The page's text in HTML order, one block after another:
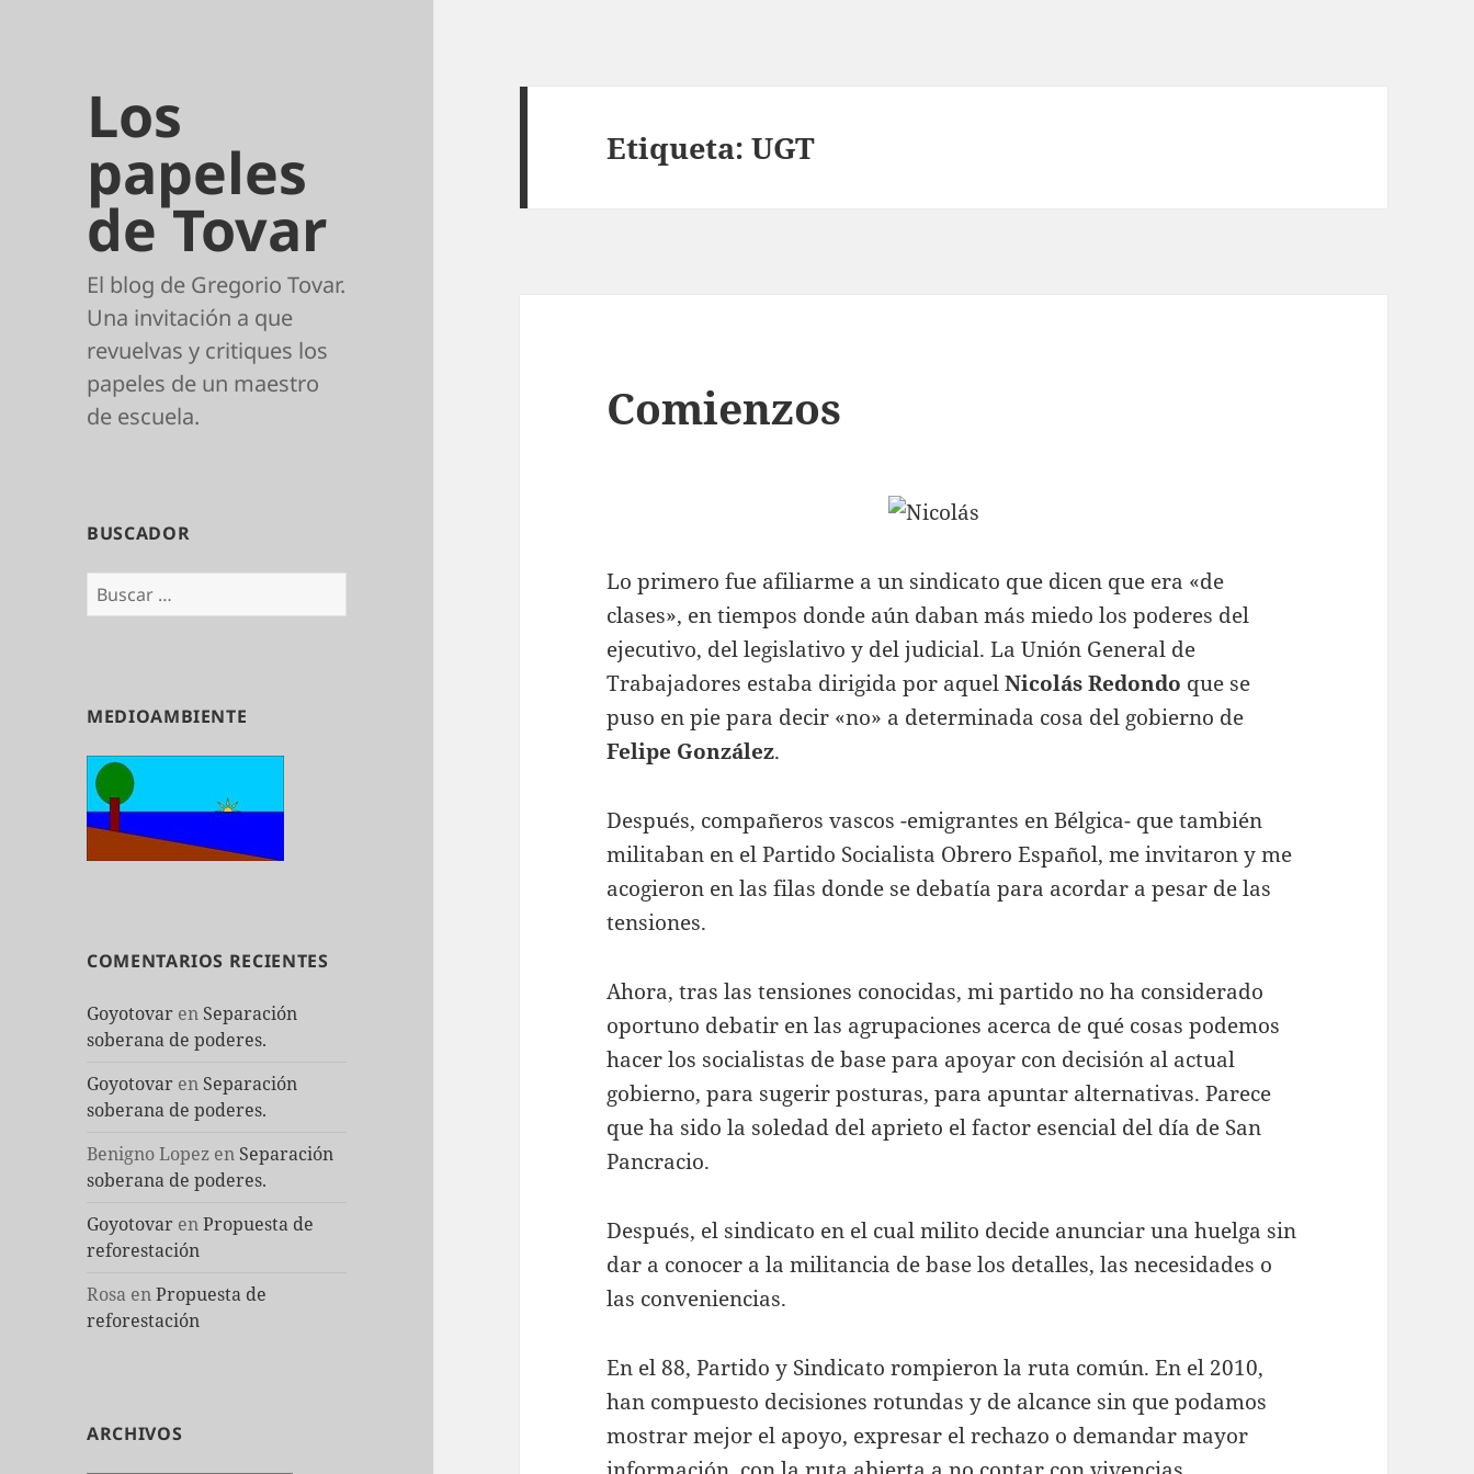
Los
papeles
de Tovar
El blog de Gregorio Tovar.
Una invitación a que
revuelvas y critiques los
papeles de un maestro
de escuela.
BUSCADOR
Buscar:
MEDIOAMBIENTE
COMENTARIOS RECIENTES
Goyotovar en Separación
soberana de poderes.
Goyotovar en Separación
soberana de poderes.
Benigno Lopez en Separación
soberana de poderes.
Goyotovar enPropuesta de
reforestación
Rosa enPropuesta de
reforestación
ARCHIVOS
Etiqueta:UGT
Comienzos
Lo primero fue afiliarme a un sindicato que dicen que era «de
clases», en tiempos donde aún daban más miedo los poderes del
ejecutivo, del legislativo y del judicial. La Unión General de
Trabajadores estaba dirigida por aquelNicolás Redondo que se
puso en pie para decir «no» a determinada cosa del gobierno de
Felipe González.
Después, compañeros vascos -emigrantes en Bélgica- que también
militaban en el Partido Socialista Obrero Español, me invitaron y me
acogieron en las filas donde se debatía para acordar a pesar de las
tensiones.
Ahora, tras las tensiones conocidas, mi partido no ha considerado
oportuno debatir en las agrupaciones acerca de qué cosas podemos
hacer los socialistas de base para apoyar con decisión al actual
gobierno, para sugerir posturas, para apuntar alternativas. Parece
que ha sido la soledad del aprieto el factor esencial del día de San
Pancracio.
Después, el sindicato en el cual milito decide anunciar una huelga sin
dar a conocer a la militancia de base los detalles, las necesidades o
las conveniencias.
En el 88, Partido y Sindicato rompieron la ruta común. En el 2010,
han compuesto decisiones rotundas y de alcance sin que podamos
mostrar mejor el apoyo, expresar el rechazo o demandar mayor